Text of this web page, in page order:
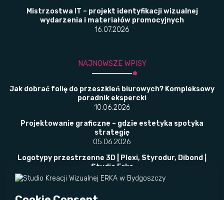
Mistrzostwa IT – projekt identyfikacji wizualnej
wydarzenia i materiałów promocyjnych
16.07.2026
NAJNOWSZE WPISY
Jak dobrać folię do przeszkleń biurowych? Kompleksowy
poradnik ekspercki
10.06.2026
Projektowanie graficzne – gdzie estetyka spotyka
strategię
05.06.2026
Logotypy przestrzenne 3D | Plexi, Styrodur, Dibond |
Studio Erka
02.06.2026